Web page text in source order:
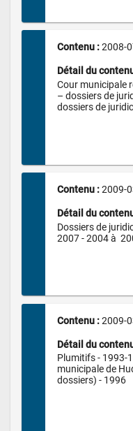
Contenu : 2008-
Détail du
Cour municipale
– dossiers de
dossiers de
Contenu : 2009-
Détail du
Dossiers de
2007 - 2004 à
Contenu : 2009-
Détail du
Plumitifs - 1993-
municipale de
dossiers) - 1996